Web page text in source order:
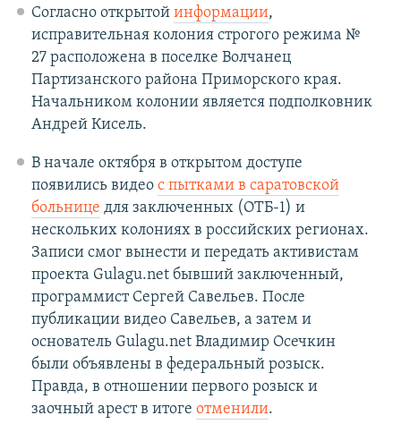
Согласно открытой информации,
исправительная колония строгого режима №
27 расположена в поселке Волчанец
Партизанского района Приморского края.
Начальником колонии является подполковник
Андрей Кисель.
В начале октября в открытом доступе
появились видео с пытками в саратовской
больнице для заключенных (ОТБ-1) и
нескольких колониях в российских регионах.
Записи смог вынести и передать активистам
проекта Gulagu.net бывший заключенный,
программист Сергей Савельев. После
публикации видео Савельев, а затем и
основатель Gulagu.net Владимир Осечкин
были объявлены в федеральный розыск.
Правда, в отношении первого розыск и
заочный арест в итоге отменили.